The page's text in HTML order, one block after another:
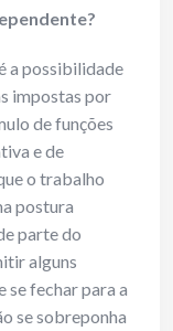
a possibilidade
impostas por
de funções
e de
o trabalho
postura
parte do
alguns
se fechar para a
se sobreponha